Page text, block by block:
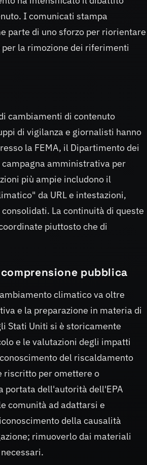
I comunicati stampa
parte di uno sforzo per riorientare
la rimozione dei riferimenti
cambiamenti di contenuto
di vigilanza e giornalisti hanno
la FEMA, il Dipartimento dei
amministrativa per
più ampie includono il
da URL e intestazioni,
La continuità di queste
piuttosto che di
pubblica
climatico va oltre
e la preparazione in materia di
Stati Uniti si è storicamente
e le valutazioni degli impatti
del riscaldamento
riscritto per omettere o
portata dell'autorità dell'EPA
comunità ad adattarsi e
della causalità
rimuoverlo dai materiali